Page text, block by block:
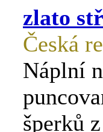
zlato
Česká
Náplní
šperků